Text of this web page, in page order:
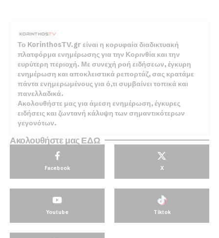
Το KorinthosTV.gr είναι η κορυφαία διαδικτυακή
πλατφόρμα ενημέρωσης για την Κορινθία και την
ευρύτερη περιοχή. Με συνεχή ροή ειδήσεων, έγκυρη
ενημέρωση και αποκλειστικά ρεπορτάζ, σας κρατάμε
πάντα ενημερωμένους για ό,τι συμβαίνει τοπικά και
πανελλαδικά.
Ακολουθήστε μας για άμεση ενημέρωση, έγκυρες
ειδήσεις και ζωντανή κάλυψη των σημαντικότερων
γεγονότων.
Ακολουθήστε μας ΕΔΩ
Facebook X
Youtube Tiktok